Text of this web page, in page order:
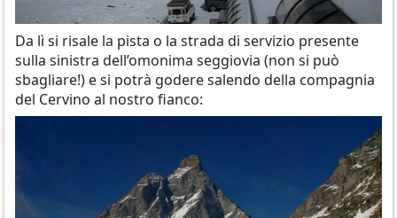
Da lì si risale la pista o la strada di servizio presente
sulla sinistra dell’omonima seggiovia (non si può
sbagliare!) e si potrà godere salendo della compagnia
del Cervino al nostro fianco: